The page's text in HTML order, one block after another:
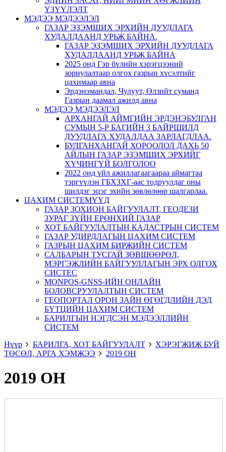
ҮЗҮҮЛЭЛТ
МЭДЭЭ МЭДЭЭЛЭЛ
ГАЗАР ЭЗЭМШИХ ЭРХИЙН ДУУДЛАГА
ХУДАЛДААНД УРЬЖ БАЙНА.
ГАЗАР ЭЗЭМШИХ ЭРХИЙН ДУУДЛАГА
ХУДАЛДААНД УРЬЖ БАЙНА
2025 онд Гэр бүлийн хэрэгцээний
зориулалтаар олгох газрын хүсэлтийг
цахимаар авна
Эрдэнэмандал, Чулуут, Өлзийт суманд
Газрын даамал ажилд авна
МЭДЭЭ МЭДЭЭЛЭЛ
АРХАНГАЙ АЙМГИЙН ЭРДЭНЭБУЛГАН
СУМЫН 5-Р БАГИЙН 3 БАЙРШИЛД
ДУУДЛАГА ХУДАЛДАА ЗАРЛАГДЛАА.
БУЛГАНХАНГАЙ ХОРООЛОЛ ДАХЬ 50
АЙЛЫН ГАЗАР ЭЗЭМШИХ ЭРХИЙГ
ХҮЧИНГҮЙ БОЛГОЛОО
2022 онд үйл ажиллагаагаараа аймагтаа
тэргүүлэн ГБХЗХГ-аас тодруулдаг оны
шилдэг эцэг эхийн зөвлөлөөр шалгарлаа.
ЦАХИМ СИСТЕМҮҮД
ГАЗАР ЗОХИОН БАЙГУУЛАЛТ, ГЕОДЕЗИ
ЗУРАГ ЗҮЙН ЕРӨНХИЙ ГАЗАР
ХОТ БАЙГУУЛАЛТЫН КАДАСТРЫН СИСТЕМ
ГАЗАР УДИРДЛАГЫН ЦАХИМ СИСТЕМ
ГАЗРЫН ЦАХИМ БИРЖИЙН СИСТЕМ
САЛБАРЫН ТУСГАЙ ЗӨВШӨӨРӨЛ,
МЭРГЭЖЛИЙН БАЙГУУЛЛАГЫН ЭРХ ОЛГОХ
СИСТЕС
MONPOS-GNSS-ИЙН ОНЛАЙН
БОЛОВСРУУЛАЛТЫН СИСТЕМ
ГЕОПОРТАЛ ОРОН ЗАЙН ӨГӨГДЛИЙН ДЭД
БҮТЦИЙН ЦАХИМ СИСТЕМ
БАРИЛГЫН НЭГДСЭН МЭДЭЭЛЛИЙН
СИСТЕМ
Нүүр
БАРИЛГА, ХОТ БАЙГУУЛАЛТ
ХЭРЭГЖИЖ БУЙ
ТӨСӨЛ, АРГА ХЭМЖЭЭ
2019 ОН
2019 ОН